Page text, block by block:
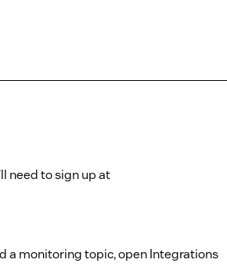
need to sign up at
a monitoring topic, open Integrations